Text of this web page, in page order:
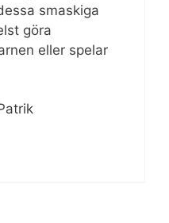
smaskiga
göra
eller spelar